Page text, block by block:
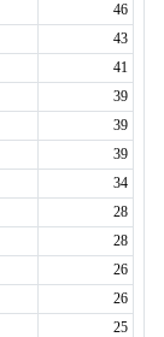
46
43
41
39
39
39
34
28
28
26
26
25